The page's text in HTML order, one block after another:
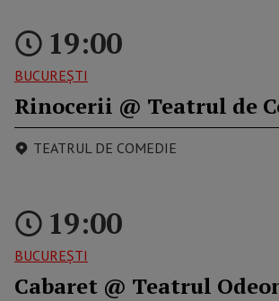
19:00
BUCUREŞTI
Rinocerii @ Teatrul de
TEATRUL DE COMEDIE
19:00
BUCUREŞTI
Cabaret @ Teatrul